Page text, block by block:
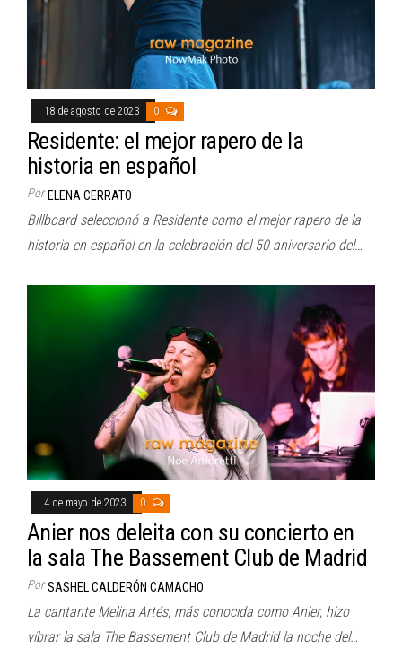
18 de agosto de 2023 0
Residente: el mejor rapero de la
historia en español
Por ELENA CERRATO
Billboard seleccionó a Residente como el mejor rapero de la
historia en español en la celebración del 50 aniversario del…
4 de mayo de 2023 0
Anier nos deleita con su concierto en
la sala The Bassement Club de Madrid
Por SASHEL CALDERÓN CAMACHO
La cantante Melina Artés, más conocida como Anier, hizo
vibrar la sala The Bassement Club de Madrid la noche del…